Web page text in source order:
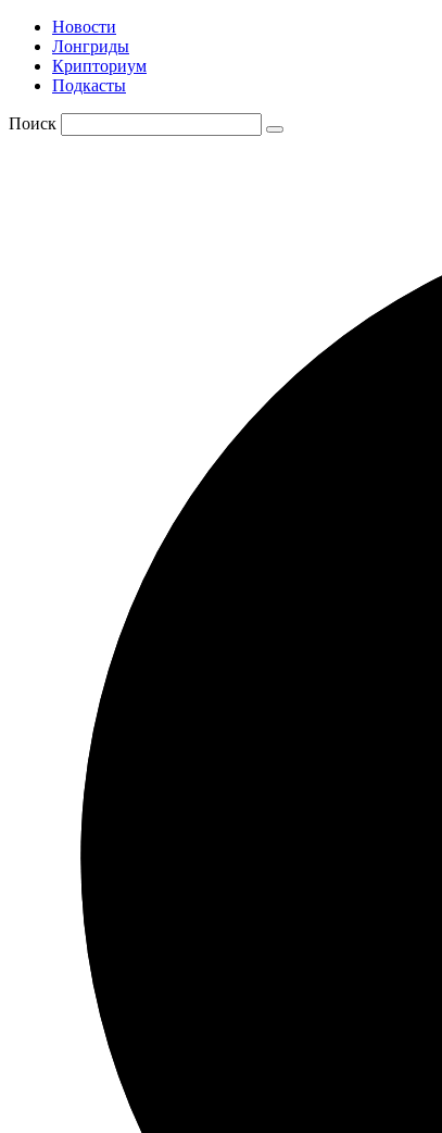
Новости
Лонгриды
Крипториум
Подкасты
Поиск